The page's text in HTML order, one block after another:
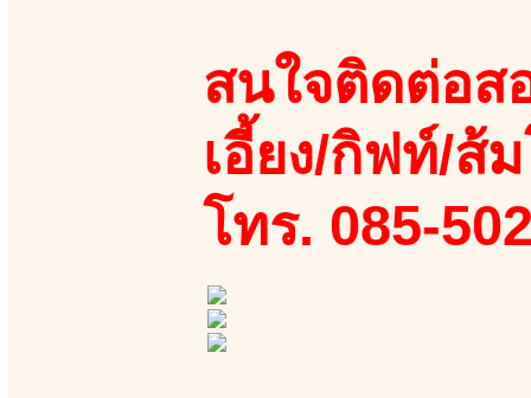
สนใจติดต่อส
เอี้ยง/กิฟท์/ส้
โทร. 085-